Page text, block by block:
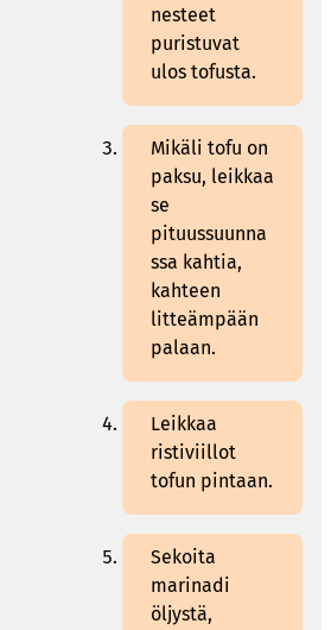
nesteet
puristuvat
ulos tofusta.
Mikäli tofu on
paksu, leikkaa
se
pituussuunna
ssa kahtia,
kahteen
litteämpään
palaan.
Leikkaa
ristiviillot
tofun pintaan.
Sekoita
marinadi
öljystä,